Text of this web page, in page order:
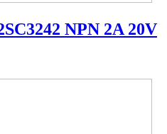
NPN 2A 20V